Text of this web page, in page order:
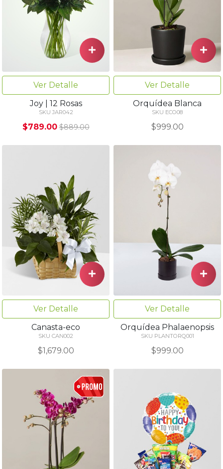
Ver Detalle
Joy | 12 Rosas
SKU JAR042
$789.00 $889.00
Ver Detalle
Orquídea Blanca
SKU ECO08
$999.00
Ver Detalle
Canasta-eco
SKU CAN002
$1,679.00
Ver Detalle
Orquídea Phalaenopsis
SKU PLANTORQ001
$999.00